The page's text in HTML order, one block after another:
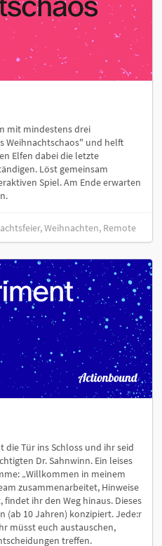
mit mindestens drei
Weihnachtschaos" und helft
Elfen dabei die letzte
Löst gemeinsam
Spiel. Am Ende erwarten
Weihnachten, Remote
die Tür ins Schloss und ihr seid
Dr. Sahnwinn. Ein leises
„Willkommen in meinem
zusammenarbeitet, Hinweise
ihr den Weg hinaus. Dieses
(ab 10 Jahren) konzipiert. Jede:r
müsst euch austauschen,
treffen.